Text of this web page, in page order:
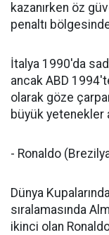
kazanırken öz
penaltı
İtalya 1990'da
ancak ABD
olarak göze
büyük yetenekler
- Ronaldo
Dünya
sıralamasında
ikinci olan